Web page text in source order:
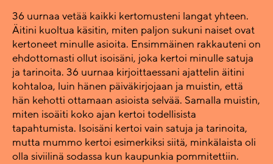
36 uurnaa vetää kaikki kertomusteni langat yhteen.
Äitini kuoltua käsitin, miten paljon sukuni naiset ovat
kertoneet minulle asioita. Ensimmäinen rakkauteni on
ehdottomasti ollut isoisäni, joka kertoi minulle satuja
ja tarinoita. 36 uurnaa kirjoittaessani ajattelin äitini
kohtaloa, luin hänen päiväkirjojaan ja muistin, että
hän kehotti ottamaan asioista selvää. Samalla muistin,
miten isoäiti koko ajan kertoi todellisista
tapahtumista. Isoisäni kertoi vain satuja ja tarinoita,
mutta mummo kertoi esimerkiksi siitä, minkälaista oli
olla siviilinä sodassa kun kaupunkia pommitettiin.